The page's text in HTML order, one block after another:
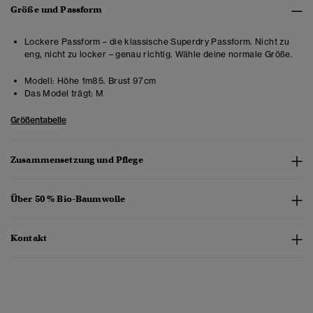
Größe und Passform
Lockere Passform – die klassische Superdry Passform. Nicht zu
eng, nicht zu locker – genau richtig. Wähle deine normale Größe.
Modell: Höhe 1m85. Brust 97cm
Das Model trägt: M
Größentabelle
Zusammensetzung und Pflege
Über 50 % Bio-Baumwolle
Kontakt